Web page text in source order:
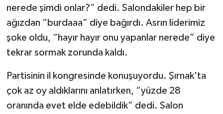
nerede şimdi onlar?” dedi. Salondakiler hep bir
ağızdan “burdaaa” diye bağırdı. Asrın liderimiz
şoke oldu, “hayır hayır onu yapanlar nerede” diye
tekrar sormak zorunda kaldı.
Partisinin il kongresinde konuşuyordu. Şırnak'ta
çok az oy aldıklarını anlatırken, “yüzde 28
oranında evet elde edebildik” dedi. Salon